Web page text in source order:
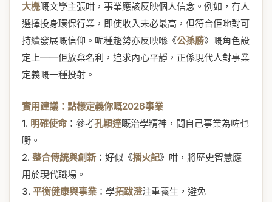
大櫆嘅文學主張咁，事業應該反映個人信念。例如，有人
選擇投身環保行業，即使收入未必最高，但符合佢哋對可
持續發展嘅信仰。呢種趨勢亦反映喺《公孫勝》嘅角色設
定上——佢放棄名利，追求內心平靜，正係現代人對事業
定義嘅一種投射。
實用建議：點樣定義你嘅2026事業
1. 明確使命：參考孔穎達嘅治學精神，問自己事業為咗乜
嘢。
2. 整合傳統與創新：好似《播火記》咁，將歷史智慧應
用於現代職場。
3. 平衡健康與事業 ：學拓跋澄注重養生，避免